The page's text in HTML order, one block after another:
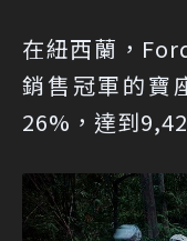
在紐西蘭，
銷售冠軍的寶
26%，達到